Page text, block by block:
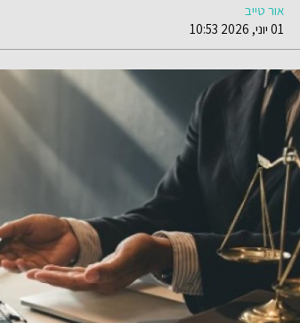
אור טייב
01 יוני, 2026 10:53